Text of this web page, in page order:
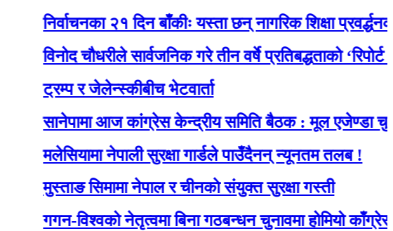
निर्वाचनका २१ दिन बाँकीः यस्ता छन् नागरिक शिक्षा प्रवर्द्धनका लागि
विनोद चौधरीले सार्वजनिक गरे तीन वर्षे प्रतिबद्धताको ‘रिपोर्ट कार्ड’
ट्रम्प र जेलेन्स्कीबीच भेटवार्ता
सानेपामा आज कांग्रेस केन्द्रीय समिति बैठक : मूल एजेण्डा चुनाव
मलेसियामा नेपाली सुरक्षा गार्डले पाउँदैनन् न्यूनतम तलब !
मुस्ताङ सिमामा नेपाल र चीनकाे संयुक्त सुरक्षा गस्ती
गगन-विश्वको नेतृत्वमा बिना गठबन्धन चुनावमा होमियो काँग्रेस